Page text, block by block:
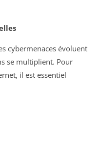
cybermenaces évoluent
se multiplient. Pour
il est essentiel